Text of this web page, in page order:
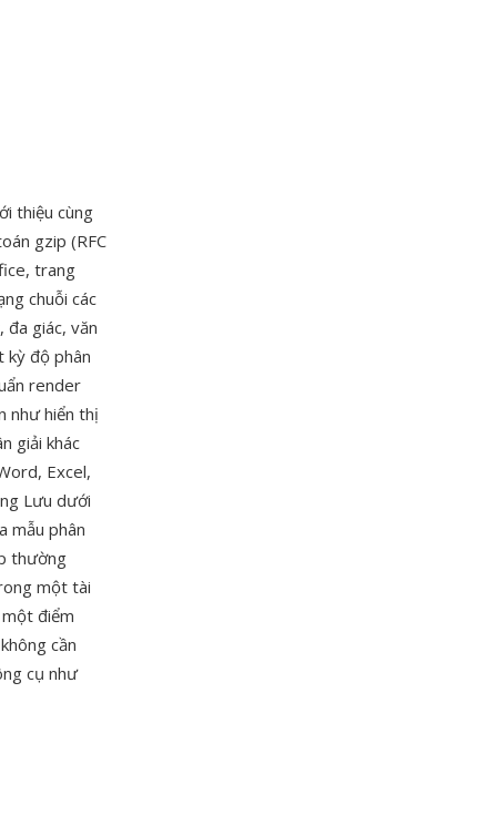
thiệu cùng
gzip (RFC
trang
chuỗi các
giác, văn
kỳ độ phân
render
như hiển thị
giải khác
Excel,
Lưu dưới
mẫu phân
thường
một tài
điểm
cần
cụ như